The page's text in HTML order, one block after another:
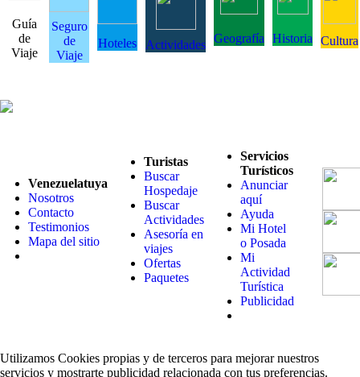
Guía
de
Viaje
Seguro
de
Viaje
Hoteles Actividades Geografía Historia Cultura
Venezuelatuya
Nosotros
Contacto
Testimonios
Mapa del sitio
Turistas
Buscar
Hospedaje
Buscar
Actividades
Asesoría en
viajes
Ofertas
Paquetes
Servicios
Turísticos
Anunciar
aquí
Ayuda
Mi Hotel
o Posada
Mi
Actividad
Turística
Publicidad
Utilizamos Cookies propias y de terceros para mejorar nuestros
servicios y mostrarte publicidad relacionada con tus preferencias.